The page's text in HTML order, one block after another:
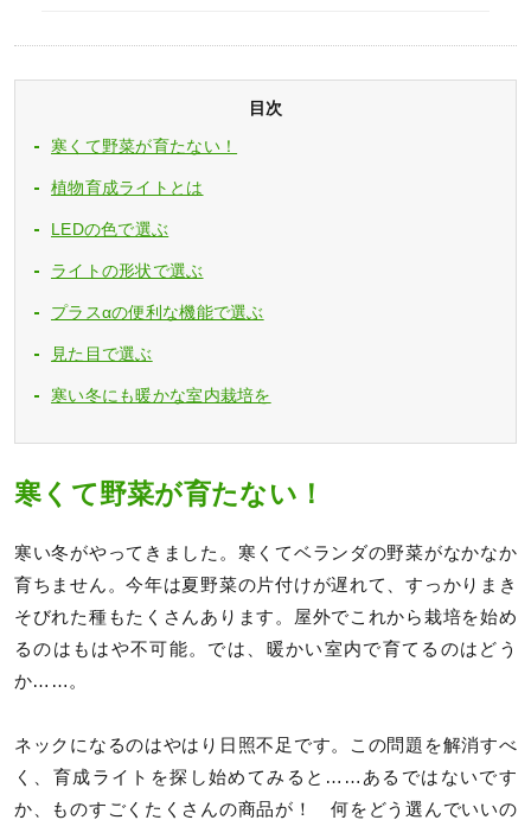
目次
寒くて野菜が育たない！
植物育成ライトとは
LEDの色で選ぶ
ライトの形状で選ぶ
プラスαの便利な機能で選ぶ
見た目で選ぶ
寒い冬にも暖かな室内栽培を
寒くて野菜が育たない！
寒い冬がやってきました。寒くてベランダの野菜がなかなか
育ちません。今年は夏野菜の片付けが遅れて、すっかりまき
そびれた種もたくさんあります。屋外でこれから栽培を始め
るのはもはや不可能。では、暖かい室内で育てるのはどう
か……。
ネックになるのはやはり日照不足です。この問題を解消すべ
く、育成ライトを探し始めてみると……あるではないです
か、ものすごくたくさんの商品が！ 何をどう選んでいいの